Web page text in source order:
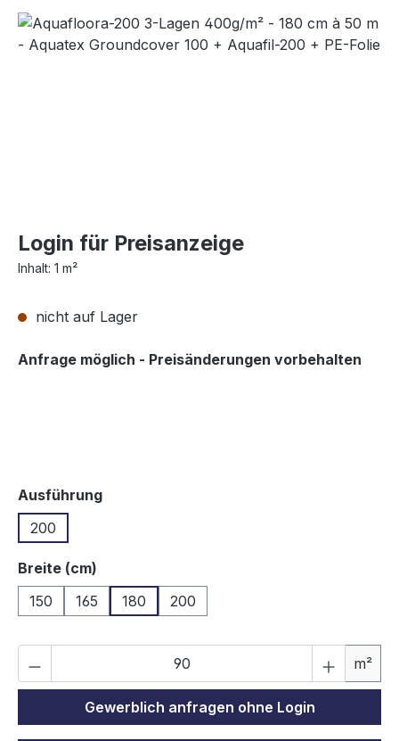
Bildergalerie überspringen
Login für Preisanzeige
Inhalt: 1 m²
nicht auf Lager
Anfrage möglich - Preisänderungen vorbehalten
Ausführungauswählen
200
Breite (cm)
150
165 180 200
m²
Gewerblich anfragen ohne Login